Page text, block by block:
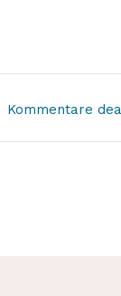
Kommentare